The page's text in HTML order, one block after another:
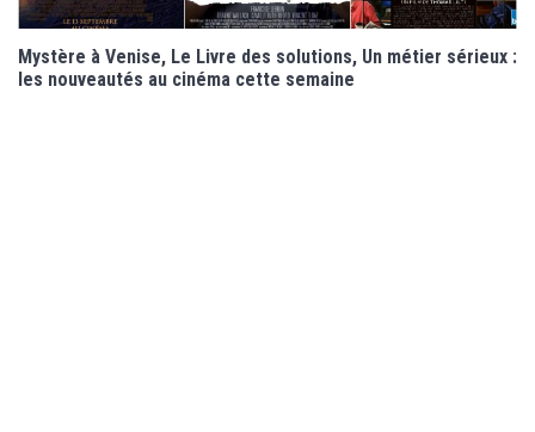
Mystère à Venise, Le Livre des solutions, Un métier sérieux :
les nouveautés au cinéma cette semaine